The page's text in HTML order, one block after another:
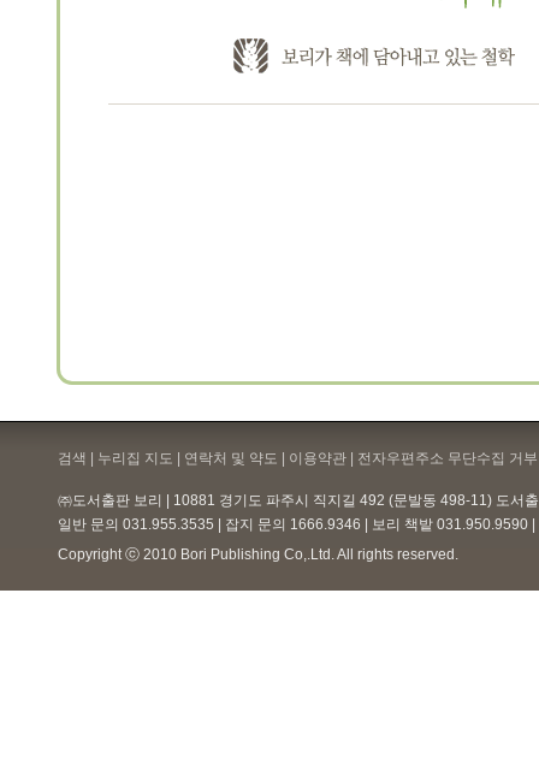
검색 | 누리집 지도 | 연락처 및 약도 | 이용약관 | 전자우편주소 무단수집 거
㈜도서출판 보리 | 10881 경기도 파주시 직지길 492 (문발동 498-11) 도서
일반 문의 031.955.3535 | 잡지 문의 1666.9346 | 보리 책밭 031.950.9590
Copyright ⓒ 2010 Bori Publishing Co,.Ltd. All rights reserved.